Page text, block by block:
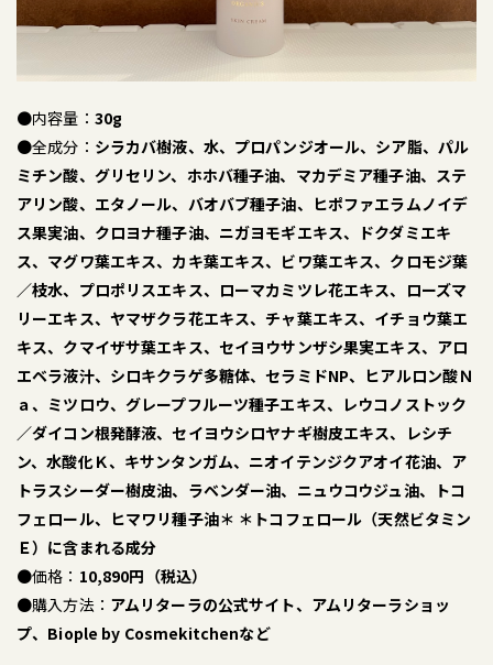
●内容量： 30g
●全成分： シラカバ樹液、水、プロパンジオール、シア脂、パル
ミチン酸、グリセリン、ホホバ種子油、マカデミア種子油、ステ
アリン酸、エタノール、バオバブ種子油、ヒポファエラムノイデ
ス果実油、クロヨナ種子油、ニガヨモギエキス、ドクダミエキ
ス、マグワ葉エキス、カキ葉エキス、ビワ葉エキス、クロモジ葉
／枝水、プロポリスエキス、ローマカミツレ花エキス、ローズマ
リーエキス、ヤマザクラ花エキス、チャ葉エキス、イチョウ葉エ
キス、クマイザサ葉エキス、セイヨウサンザシ果実エキス、アロ
エベラ液汁、シロキクラゲ多糖体、セラミドNP、ヒアルロン酸Ｎ
ａ、ミツロウ、グレープフルーツ種子エキス、レウコノストック
／ダイコン根発酵液、セイヨウシロヤナギ樹皮エキス、レシチ
ン、水酸化Ｋ、キサンタンガム、ニオイテンジクアオイ花油、ア
トラスシーダー樹皮油、ラベンダー油、ニュウコウジュ油、トコ
フェロール、ヒマワリ種子油＊ ＊トコフェロール（天然ビタミン
Ｅ）に含まれる成分
●価格： 10,890円（税込）
●購入方法： アムリターラの公式サイト、アムリターラショッ
プ、Biople by Cosmekitchenなど